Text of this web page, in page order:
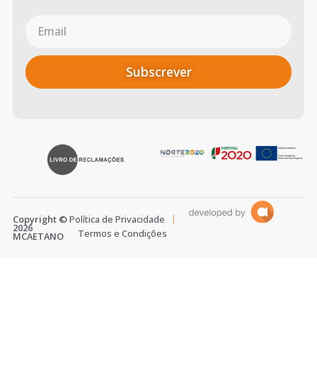
Subscrever
Copyright ©
2026
MCAETANO
Política de Privacidade
Termos e Condições